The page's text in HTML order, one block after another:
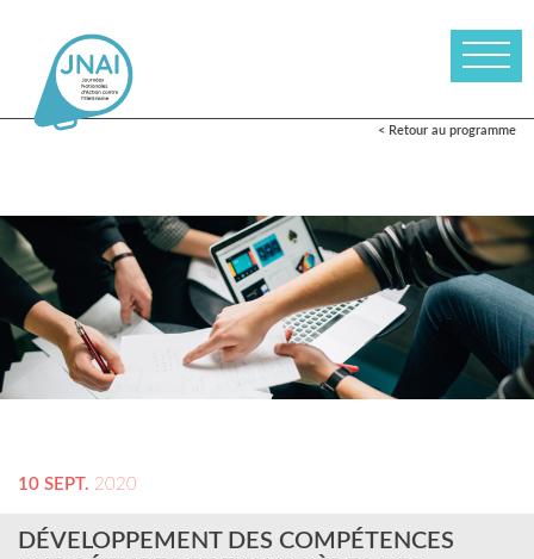
< Retour au programme
10 SEPT. 2020
DÉVELOPPEMENT DES COMPÉTENCES